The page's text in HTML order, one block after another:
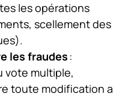
les opérations
scellement des
les fraudes :
vote multiple,
toute modification a